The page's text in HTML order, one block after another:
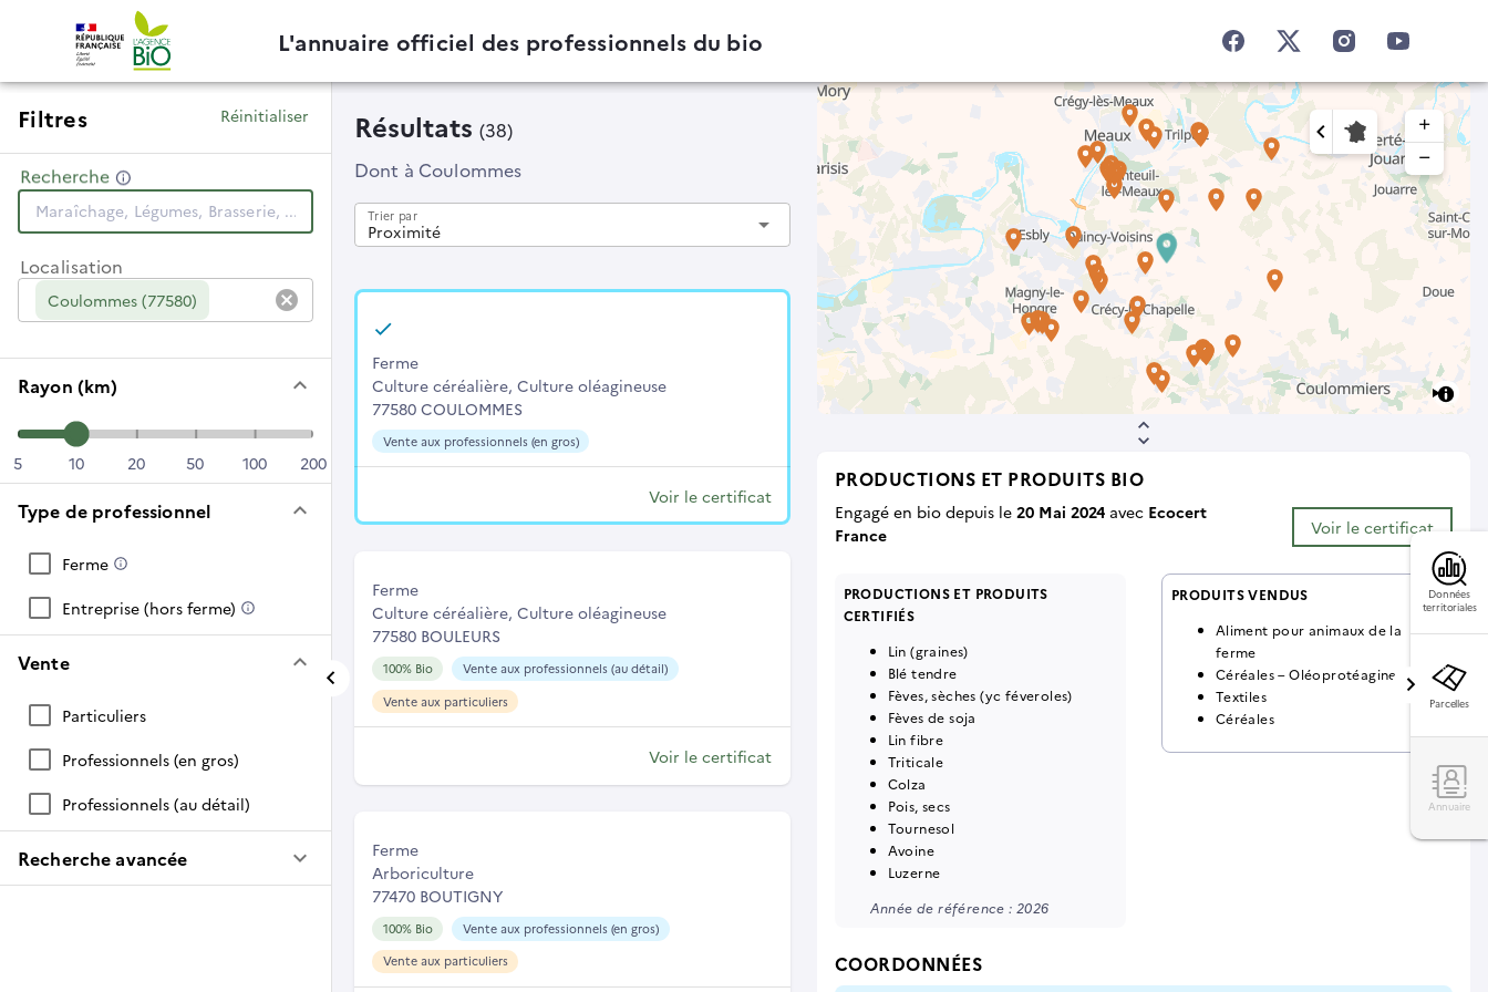
L'annuaire officiel des professionnels du bio
Filtres Réinitialiser
Recherche
Coulommes (77580)
Localisation
cancel
Rayon (km) keyboard_arrow_down
5 10 20 50 100 200
Type de professionnel keyboard_arrow_down
Ferme
Entreprise (hors ferme)
Vente keyboard_arrow_down
Particuliers
Professionnels (en gros)
Professionnels (au détail)
Recherche avancée keyboard_arrow_down
Résultats (38)
Dont à Coulommes
Proximité
Trier par arrow_drop_down
Ferme
Culture céréalière, Culture oléagineuse
77580 COULOMMES
Vente aux professionnels (en gros)
Voir le certificat
Ferme
Culture céréalière, Culture oléagineuse
77580 BOULEURS
100% Bio
Vente aux professionnels (au détail)
Vente aux particuliers
Voir le certificat
Ferme
Arboriculture
77470 BOUTIGNY
100% Bio
Vente aux professionnels (en gros)
Vente aux particuliers
add
remove
PRODUCTIONS ET PRODUITS BIO
Engagé en bio depuis le 20 Mai 2024avec Ecocert
France
Voir le certificat
PRODUCTIONS ET PRODUITS
CERTIFIÉS
Lin (graines)
Blé tendre
Fèves, sèches (yc féveroles)
Fèves de soja
Lin fibre
Triticale
Colza
Pois, secs
Tournesol
Avoine
Luzerne
Année de référence : 2026
PRODUITS VENDUS
Aliment pour animaux de la
ferme
Céréales – Oléoprotéagineux
Textiles
Céréales
COORDONNÉES
Données
territoriales
Parcelles
Annuaire